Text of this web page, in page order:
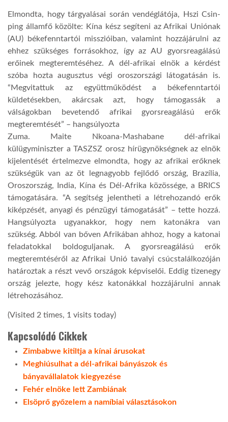
DOBRAVERO.HU
LATIMO.HU
Elmondta, hogy tárgyalásai során vendéglátója, Hszi Csin-
ping államfő közölte: Kína kész segíteni az Afrikai Uniónak
(AU) békefenntartói misszióiban, valamint hozzájárulni az
ehhez szükséges forrásokhoz, így az AU gyorsreagálású
erőinek megteremtéséhez. A dél-afrikai elnök a kérdést
szóba hozta augusztus végi oroszországi látogatásán is.
“Megvitattuk az együttműködést a békefenntartói
küldetésekben, akárcsak azt, hogy támogassák a
válságokban bevetendő afrikai gyorsreagálású erők
megteremtését” – hangsúlyozta
Zuma. Maite Nkoana-Mashabane dél-afrikai
külügyminiszter a TASZSZ orosz hírügynökségnek az elnök
kijelentését értelmezve elmondta, hogy az afrikai erőknek
szükségük van az öt legnagyobb fejlődő ország, Brazília,
Oroszország, India, Kína és Dél-Afrika közössége, a BRICS
támogatására. “A segítség jelentheti a létrehozandó erők
kiképzését, anyagi és pénzügyi támogatását” – tette hozzá.
Hangsúlyozta ugyanakkor, hogy nem katonákra van
szükség. Abból van bőven Afrikában ahhoz, hogy a katonai
feladatokkal boldoguljanak. A gyorsreagálású erők
megteremtéséről az Afrikai Unió tavalyi csúcstalálkozóján
határoztak a részt vevő országok képviselői. Eddig tizenegy
ország jelezte, hogy kész katonákkal hozzájárulni annak
létrehozásához.
(Visited 2 times, 1 visits today)
Kapcsolódó Cikkek
Zimbabwe kitiltja a kínai árusokat
Meghiúsulhat a dél-afrikai bányászok és
bányavállalatok kiegyezése
Fehér elnöke lett Zambiának
Elsöprő győzelem a namíbiai választásokon